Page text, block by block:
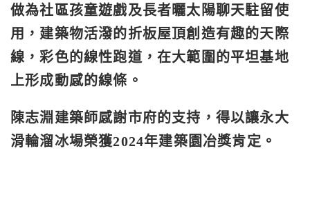
做為社區孩童遊戲及長者曬太陽聊天駐留使
用，建築物活潑的折板屋頂創造有趣的天際
線，彩色的線性跑道，在大範圍的平坦基地
上形成動感的線條。
陳志淵建築師感謝市府的支持，得以讓永大
滑輪溜冰場榮獲2024年建築園冶獎肯定。